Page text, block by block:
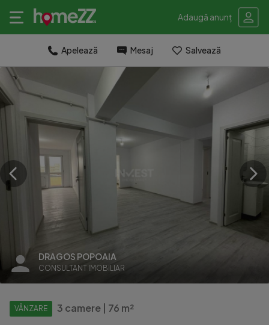
Adaugă anunț
Apelează Mesaj Salvează
DRAGOS POPOAIA
CONSULTANT IMOBILIAR
VÂNZARE 3 camere | 76 m²